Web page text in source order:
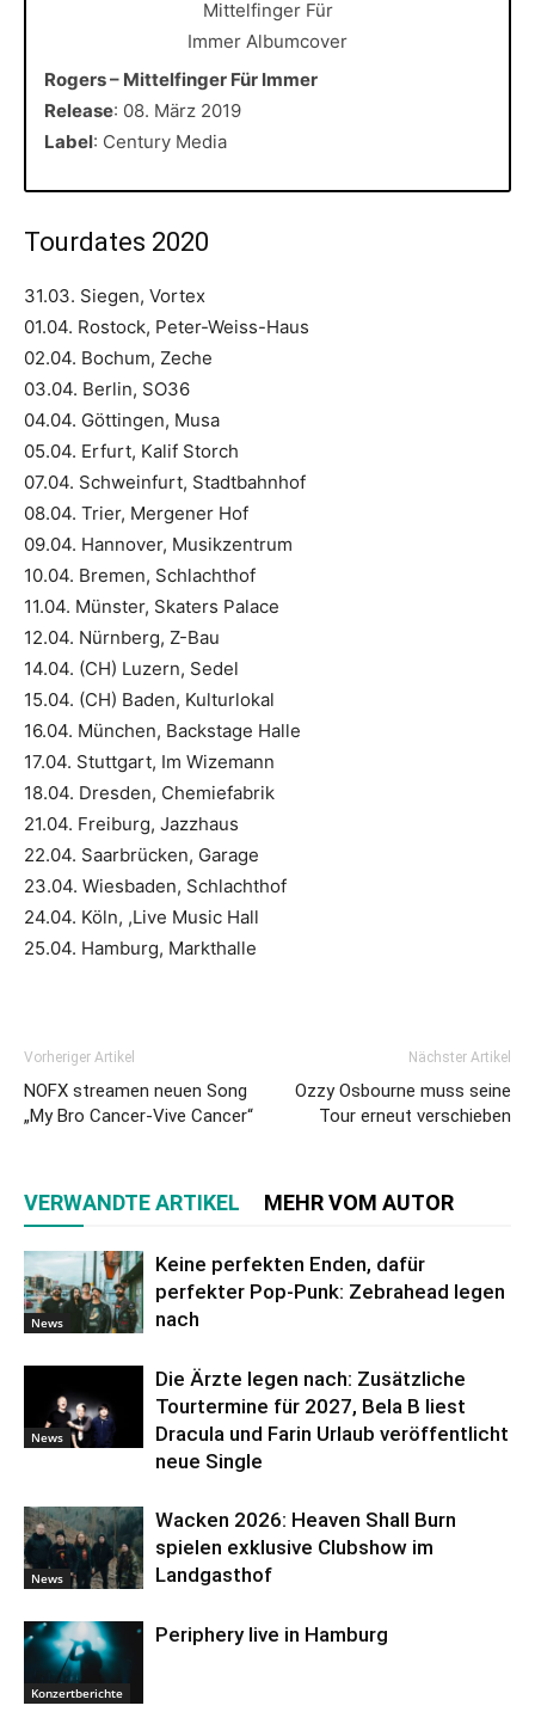
Rogers – Mittelfinger Für Immer
Release: 08. März 2019
Label: Century Media
Tourdates 2020
31.03. Siegen, Vortex
01.04. Rostock, Peter-Weiss-Haus
02.04. Bochum, Zeche
03.04. Berlin, SO36
04.04. Göttingen, Musa
05.04. Erfurt, Kalif Storch
07.04. Schweinfurt, Stadtbahnhof
08.04. Trier, Mergener Hof
09.04. Hannover, Musikzentrum
10.04. Bremen, Schlachthof
11.04. Münster, Skaters Palace
12.04. Nürnberg, Z-Bau
14.04. (CH) Luzern, Sedel
15.04. (CH) Baden, Kulturlokal
16.04. München, Backstage Halle
17.04. Stuttgart, Im Wizemann
18.04. Dresden, Chemiefabrik
21.04. Freiburg, Jazzhaus
22.04. Saarbrücken, Garage
23.04. Wiesbaden, Schlachthof
24.04. Köln, ,Live Music Hall
25.04. Hamburg, Markthalle
Vorheriger Artikel
NOFX streamen neuen Song
„My Bro Cancer-Vive Cancer“
Nächster Artikel
Ozzy Osbourne muss seine
Tour erneut verschieben
VERWANDTE ARTIKEL MEHR VOM AUTOR
News
Keine perfekten Enden, dafür
perfekter Pop-Punk: Zebrahead legen
nach
News
Die Ärzte legen nach: Zusätzliche
Tourtermine für 2027, Bela B liest
Dracula und Farin Urlaub veröffentlicht
neue Single
News
Wacken 2026: Heaven Shall Burn
spielen exklusive Clubshow im
Landgasthof
Konzertberichte
Periphery live in Hamburg